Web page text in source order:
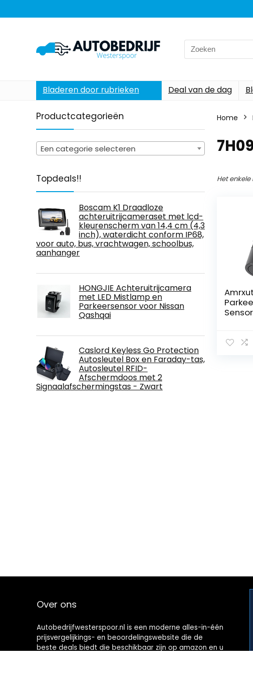
Search
for:
Bladeren door rubrieken Deal van de dag
Productcategorieën
Een categorie selecteren
Topdeals!!
Boscam K1 Draadloze
achteruitrijcameraset met lcd-
kleurenscherm van 14,4 cm (4,3
inch), waterdicht conform IP68,
voor auto, bus, vrachtwagen, schoolbus,
aanhanger
HONGJIE Achteruitrijcamera
met LED Mistlamp en
Parkeersensor voor Nissan
Qashqai
Caslord Keyless Go Protection
Autosleutel Box en Faraday-tas,
Autosleutel RFID-
Afschermdoos met 2
Signaalafschermingstas - Zwart
Home
Het
Skoda
Over ons
Autobedrijfwesterspoor.nl is een moderne alles-in-één
prijsvergelijkings- en beoordelingswebsite die de
beste deals biedt die beschikbaar zijn op amazon en u